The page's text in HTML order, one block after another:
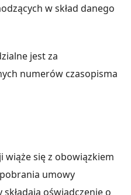
w skład danego
jest za
numerów czasopisma
wiąże się z obowiązkiem
umowy
oświadczenie o